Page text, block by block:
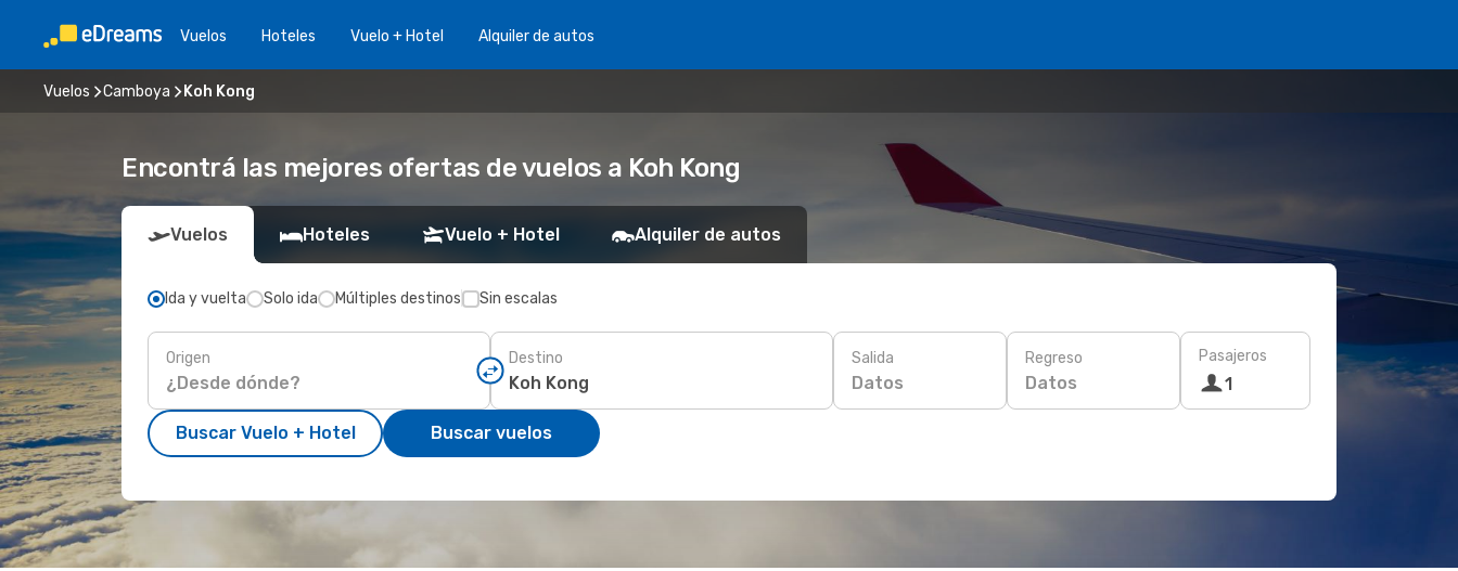
Vuelos Hoteles Vuelo + Hotel Alquiler de autos
Vuelos Camboya Koh Kong
Encontrá las mejores ofertas de vuelos a Koh Kong
Vuelos Hoteles Vuelo + Hotel Alquiler de autos
Ida y vuelta Solo ida Múltiples destinos Sin escalas
Origen Destino Salida
Datos
Regreso
Datos
Pasajeros
1
Buscar Vuelo + Hotel Buscar vuelos